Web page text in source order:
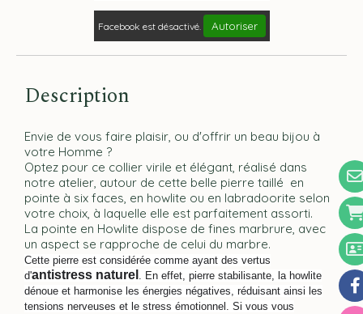
Facebook est désactivé. Autoriser
Description
Envie de vous faire plaisir, ou d'offrir un beau bijou à
votre Homme ?
Optez pour ce collier virile et élégant, réalisé dans
notre atelier, autour de cette belle pierre taillé en
pointe à six faces, en howlite ou en labradoorite selon
votre choix, à laquelle elle est parfaitement assorti.
La pointe en Howlite dispose de fines marbrure, avec
un aspect se rapproche de celui du marbre.
Cette pierre est considérée comme ayant des vertus
d'antistress naturel
. En effet, pierre stabilisante, la howlite
dénoue et harmonise les énergies négatives, réduisant ainsi les
tensions nerveuses et le stress émotionnel. Si vous vous